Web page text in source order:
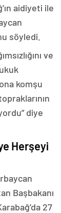
aidiyeti ile
söyledi.
ve
komşu
diye
Herşeyi
Başbakanı
27